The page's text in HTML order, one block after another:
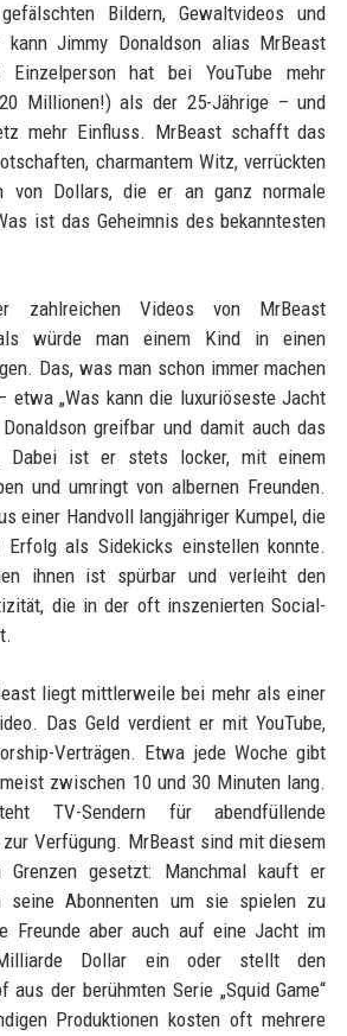
Bildern, Gewaltvideos und
Jimmy Donaldson alias MrBeast
Einzelperson hat bei YouTube mehr
Millionen!) als der 25-Jährige – und
mehr Einfluss. MrBeast schafft das
charmantem Witz, verrückten
von Dollars, die er an ganz normale
ist das Geheimnis des bekanntesten
Videos von MrBeast
würde man einem Kind in einen
Das, was man schon immer machen
etwa „Was kann die luxuriöseste Jacht
greifbar und damit auch das
Dabei ist er stets locker, mit einem
und umringt von albernen Freunden.
einer Handvoll langjähriger Kumpel, die
als Sidekicks einstellen konnte.
ihnen ist spürbar und verleiht den
die in der oft inszenierten Social-
liegt mittlerweile bei mehr als einer
Das Geld verdient er mit YouTube,
Verträgen. Etwa jede Woche gibt
zwischen 10 und 30 Minuten lang.
TV-Sendern für abendfüllende
Verfügung. MrBeast sind mit diesem
Grenzen gesetzt: Manchmal kauft er
seine Abonnenten um sie spielen zu
Freunde aber auch auf eine Jacht im
Dollar ein oder stellt den
aus der berühmten Serie „Squid Game“
Produktionen kosten oft mehrere